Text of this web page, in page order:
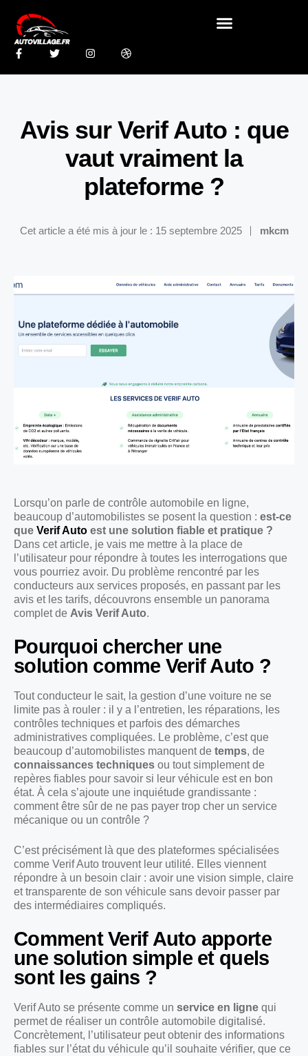
Avis sur Verif Auto : que
vaut vraiment la
plateforme ?
Cet article a été mis à jour le : 15 septembre 2025 mkcm
Lorsqu’on parle de contrôle automobile en ligne,
beaucoup d’automobilistes se posent la question : est-ce
que Verif Auto est une solution fiable et pratique ?
Dans cet article, je vais me mettre à la place de
l’utilisateur pour répondre à toutes les interrogations que
vous pourriez avoir. Du problème rencontré par les
conducteurs aux services proposés, en passant par les
avis et les tarifs, découvrons ensemble un panorama
complet de Avis Verif Auto.
Pourquoi chercher une
solution comme Verif Auto ?
Tout conducteur le sait, la gestion d’une voiture ne se
limite pas à rouler : il y a l’entretien, les réparations, les
contrôles techniques et parfois des démarches
administratives compliquées. Le problème, c’est que
beaucoup d’automobilistes manquent de temps, de
connaissances techniques ou tout simplement de
repères fiables pour savoir si leur véhicule est en bon
état. À cela s’ajoute une inquiétude grandissante :
comment être sûr de ne pas payer trop cher un service
mécanique ou un contrôle ?
C’est précisément là que des plateformes spécialisées
comme Verif Auto trouvent leur utilité. Elles viennent
répondre à un besoin clair : avoir une vision simple, claire
et transparente de son véhicule sans devoir passer par
des intermédiaires compliqués.
Comment Verif Auto apporte
une solution simple et quels
sont les gains ?
Verif Auto se présente comme un service en ligne qui
permet de réaliser un contrôle automobile digitalisé.
Concrètement, l’utilisateur peut obtenir des informations
fiables sur l’état du véhicule qu’il souhaite vérifier, que ce